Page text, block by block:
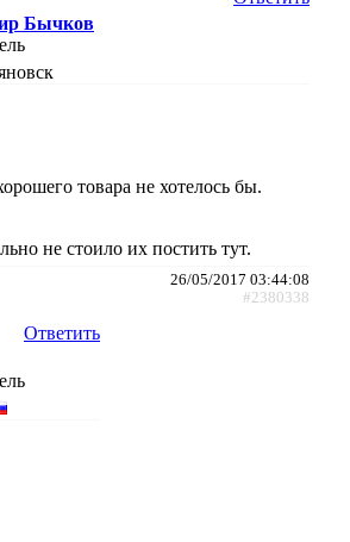
Бычков
товара не хотелось бы.
не стоило их постить тут.
26/05/2017 03:44:08
#2380338
Ответить